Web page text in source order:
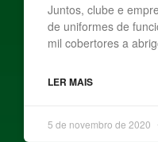
Juntos, clube e
de uniformes de
mil cobertores a
LER MAIS
5 de novembro de 2020